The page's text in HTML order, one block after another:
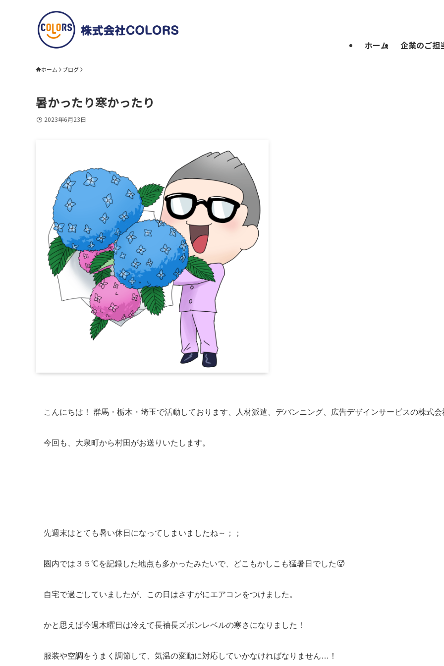
ホーム 企業のご担
ホーム ブログ
暑かったり寒かったり
2023年6月23日
こんにちは！ 群馬・栃木・埼玉で活動しております、人材派遣、デバンニング、広告デザインサービスの株式
今回も、大泉町から村田がお送りいたします。
先週末はとても暑い休日になってしまいましたね～；；
圏内では３５℃を記録した地点も多かったみたいで、どこもかしこも猛暑日でした🥵
自宅で過ごしていましたが、この日はさすがにエアコンをつけました。
かと思えば今週木曜日は冷えて長袖長ズボンレベルの寒さになりました！
服装や空調をうまく調節して、気温の変動に対応していかなければなりません…！